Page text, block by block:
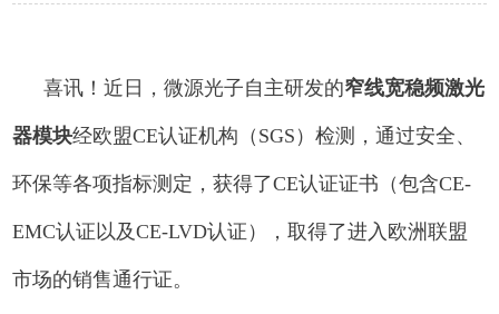
喜讯！近日，微源光子自主研发的窄线宽稳频激光
器模块经欧盟CE认证机构（ SGS ）检测，通过安全、
环保等各项指标测定，获得了CE认证证书（包含CE-
EMC认证以及CE-LVD认证 ），取得了进入欧洲联盟
市场的销售通行证。